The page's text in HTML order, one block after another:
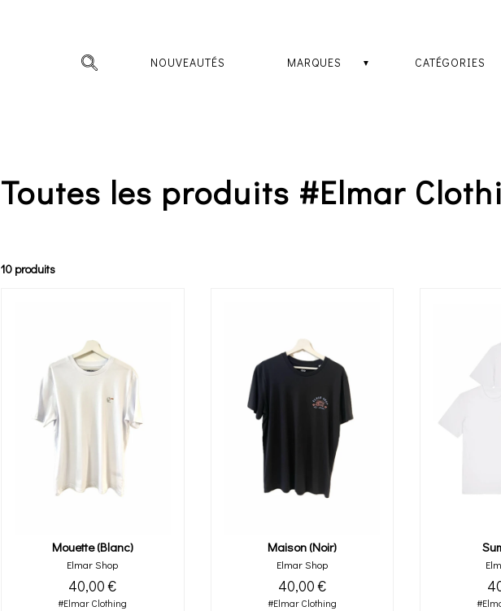
NOUVEAUTÉS MARQUES CATÉGORIES
Toutes les produits #Elmar
10 produits
Mouette (blanc)
Elmar Shop
40,00 €
#Elmar Clothing
Maison (noir)
Elmar Shop
40,00 €
#Elmar Clothing